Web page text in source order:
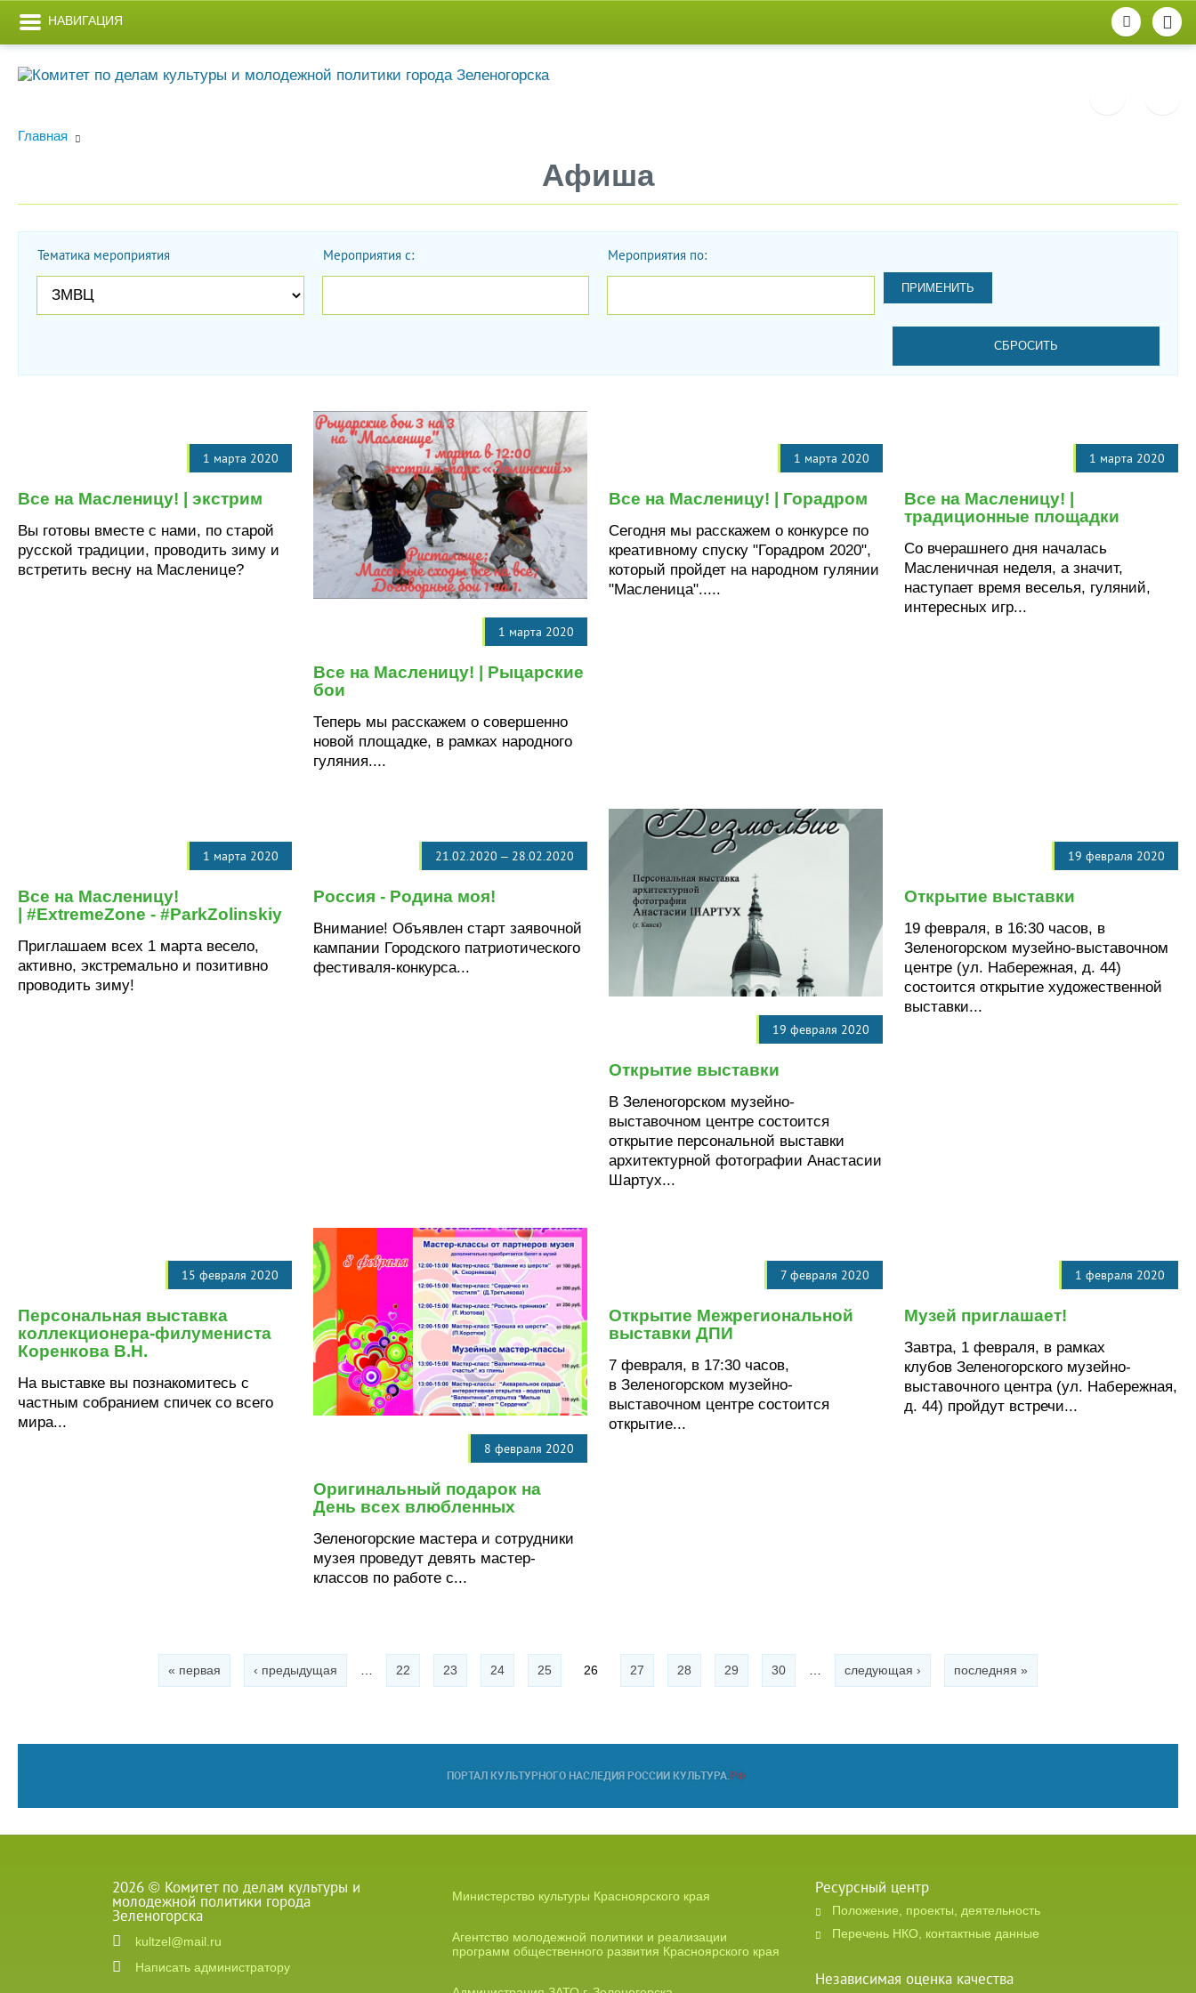
НАВИГАЦИЯ
Главная
Афиша
Тематика мероприятия
Мероприятия с:
Мероприятия по:
1 марта 2020
Все на Масленицу! | экстрим
Вы готовы вместе с нами, по старой
русской традиции, проводить зиму и
встретить весну на Масленице?
1 марта 2020
Все на Масленицу! | Рыцарские
бои
Теперь мы расскажем о совершенно
новой площадке, в рамках народного
гуляния....
1 марта 2020
Все на Масленицу! | Горадром
Сегодня мы расскажем о конкурсе по
креативному спуску "Горадром 2020",
который пройдет на народном гулянии
"Масленица".....
1 марта 2020
Все на Масленицу! |
традиционные площадки
Со вчерашнего дня началась
Масленичная неделя, а значит,
наступает время веселья, гуляний,
интересных игр...
1 марта 2020
Все на Масленицу!
| #ExtremeZone - #ParkZolinskiy
Приглашаем всех 1 марта весело,
активно, экстремально и позитивно
проводить зиму!
21.02.2020 – 28.02.2020
Россия - Родина моя!
Внимание! Объявлен старт заявочной
кампании Городского патриотического
фестиваля-конкурса...
19 февраля 2020
Открытие выставки
В Зеленогорском музейно-
выставочном центре состоится
открытие персональной выставки
архитектурной фотографии Анастасии
Шартух...
19 февраля 2020
Открытие выставки
19 февраля, в 16:30 часов, в
Зеленогорском музейно-выставочном
центре (ул. Набережная, д. 44)
состоится открытие художественной
выставки...
15 февраля 2020
Персональная выставка
коллекционера-филумениста
Коренкова В.Н.
На выставке вы познакомитесь с
частным собранием спичек со всего
мира...
8 февраля 2020
Оригинальный подарок на
День всех влюбленных
Зеленогорские мастера и сотрудники
музея проведут девять мастер-
классов по работе с...
7 февраля 2020
Открытие Межрегиональной
выставки ДПИ
7 февраля, в 17:30 часов,
в Зеленогорском музейно-
выставочном центре состоится
открытие...
1 февраля 2020
Музей приглашает!
Завтра, 1 февраля, в рамках
клубов Зеленогорского музейно-
выставочного центра (ул. Набережная,
д. 44) пройдут встречи...
« первая ‹ предыдущая … 22 23 24 25 26 27 28 29 30 … следующая › последняя »
2026 © Комитет по делам культуры и
молодежной политики города
Зеленогорска
kultzel@mail.ru
Написать администратору
Министерство культуры Красноярского края
Агентство молодежной политики и реализации
программ общественного развития Красноярского края
Ресурсный центр
Положение, проекты, деятельность
Перечень НКО, контактные данные
Независимая оценка качества